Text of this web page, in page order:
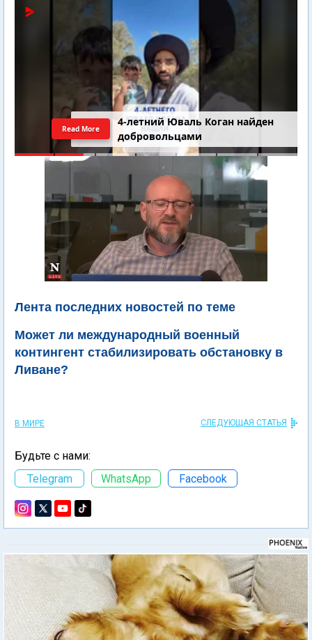
4-летний Юваль Коган найден
добровольцами
Read More
Лента последних новостей по теме
Может ли международный военный
контингент стабилизировать обстановку в
Ливане?
В МИРЕ СЛЕДУЮЩАЯ СТАТЬЯ
Будьте с нами:
Telegram
WhatsApp Facebook